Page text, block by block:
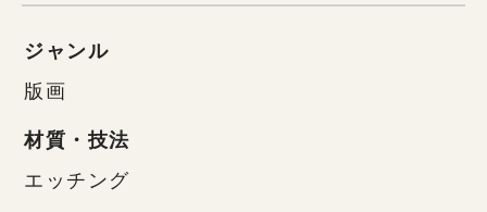
ジャンル
版画
材質・技法
エッチング